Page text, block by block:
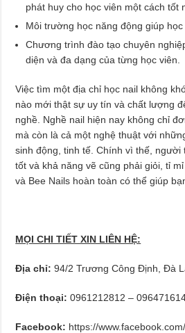
phát huy cho học viên một cách tốt
Môi trường học năng động giúp
Chương trình đào tạo chuyên
diện và đa dạng của từng học viên.
Việc tìm một địa chỉ học nail không
nào mới thật sự uy tín và chất lượng
nghề. Nghề nail hiện nay không chỉ
mà còn là cả một nghệ thuật với
sinh động, tinh tế. Chính vì thế, người
tốt và khả năng vẽ cũng phải giỏi, tỉ
và Bee Nails hoàn toàn có thể giúp
MỌI CHI TIẾT XIN LIÊN HỆ:
Địa chỉ: 94/2 Trương Công Định, Đà
Điện thoại: 0961212812 –
Facebook: https://